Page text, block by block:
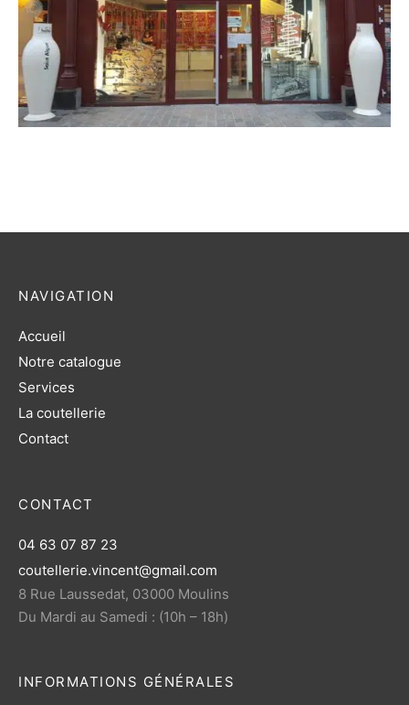
NAVIGATION
Accueil
Notre catalogue
Services
La coutellerie
Contact
CONTACT
04 63 07 87 23
coutellerie.vincent@gmail.com
8 Rue Laussedat, 03000 Moulins
Du Mardi au Samedi : (10h – 18h)
INFORMATIONS GÉNÉRALES